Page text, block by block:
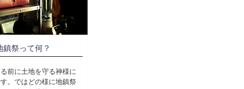
鎮祭って何？
前に土地を守る神様に
。ではどの様に地鎮祭